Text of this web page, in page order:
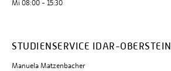
Mi 08:00 - 15:30
STUDIENSERVICE IDAR-OBERSTEIN
Manuela Matzenbacher